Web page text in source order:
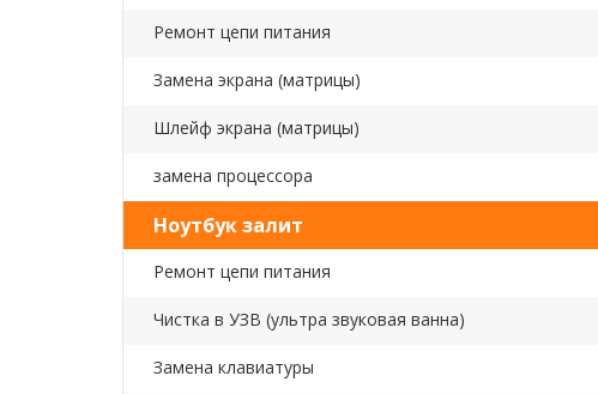
Ремонт цепи питания
Замена экрана (матрицы)
Шлейф экрана (матрицы)
замена процессора
Ноутбук залит
Ремонт цепи питания
Чистка в УЗВ (ультра звуковая ванна)
Замена клавиатуры